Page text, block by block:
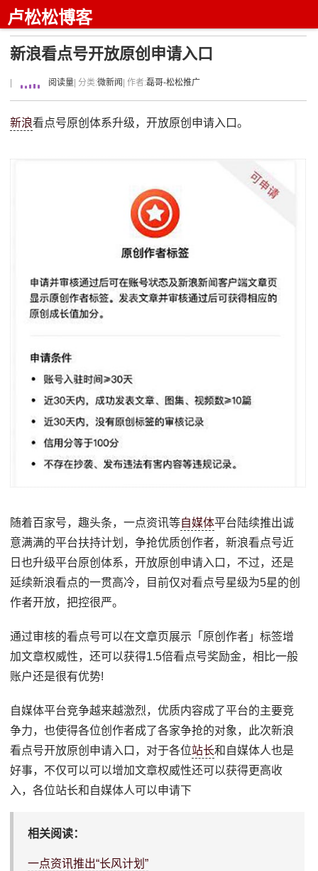
卢松松博客
新浪看点号开放原创申请入口
阅读量 | 分类:微新闻 | 作者:磊哥-松松推广
新浪看点号原创体系升级，开放原创申请入口。
随着百家号，趣头条，一点资讯等自媒体平台陆续推出诚
意满满的平台扶持计划，争抢优质创作者，新浪看点号近
日也升级平台原创体系，开放原创申请入口，不过，还是
延续新浪看点的一贯高冷，目前仅对看点号星级为5星的创
作者开放，把控很严。
通过审核的看点号可以在文章页展示「原创作者」标签增
加文章权威性，还可以获得1.5倍看点号奖励金，相比一般
账户还是很有优势!
自媒体平台竞争越来越激烈，优质内容成了平台的主要竞
争力，也使得各位创作者成了各家争抢的对象，此次新浪
看点号开放原创申请入口，对于各位站长和自媒体人也是
好事，不仅可以可以增加文章权威性还可以获得更高收
入，各位站长和自媒体人可以申请下
相关阅读：
一点资讯推出“长风计划”